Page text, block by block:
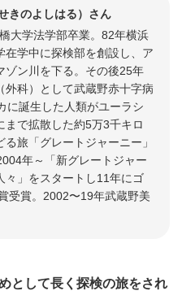
きのよしはる）さん
大学法学部卒業。82年横浜
学中に探検部を創設し、ア
ゾン川を下る。その後25年
外科）として武蔵野赤十字病
に誕生した人類がユーラシ
まで拡散した約5万3千キロ
旅「グレートジャーニー」
年～「新グレートジャー
」をスタートし11年にゴ
受賞。2002〜19年武蔵野美
として長く探検の旅をされ